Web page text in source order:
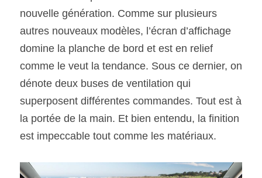
nouvelle génération. Comme sur plusieurs
autres nouveaux modèles, l’écran d’affichage
domine la planche de bord et est en relief
comme le veut la tendance. Sous ce dernier, on
dénote deux buses de ventilation qui
superposent différentes commandes. Tout est à
la portée de la main. Et bien entendu, la finition
est impeccable tout comme les matériaux.